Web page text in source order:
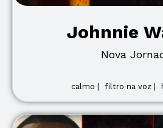
Johnnie
Nova
calmo | filtro na voz |